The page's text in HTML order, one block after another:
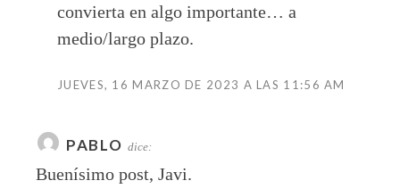
convierta en algo importante… a
medio/largo plazo.
JUEVES, 16 MARZO DE 2023 A LAS 11:56 AM
PABLO dice:
Buenísimo post, Javi.